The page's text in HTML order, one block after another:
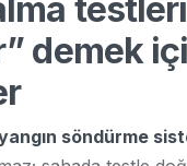
demek
söndürme